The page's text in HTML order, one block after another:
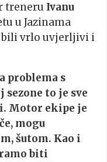
treneru Ivanu
u Jazinama
bili vrlo uvjerljivi i
problema s
to je sve
Motor ekipe je
mogu
šutom. Kao i
biti